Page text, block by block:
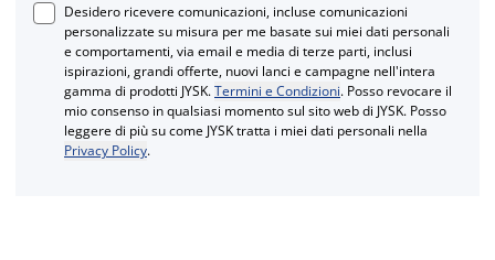
Desidero ricevere comunicazioni, incluse comunicazioni
personalizzate su misura per me basate sui miei dati personali
e comportamenti, via email e media di terze parti, inclusi
ispirazioni, grandi offerte, nuovi lanci e campagne nell'intera
gamma di prodotti JYSK.Termini e Condizioni. Posso revocare il
mio consenso in qualsiasi momento sul sito web di JYSK. Posso
leggere di più su come JYSK tratta i miei dati personali nella
Privacy Policy.